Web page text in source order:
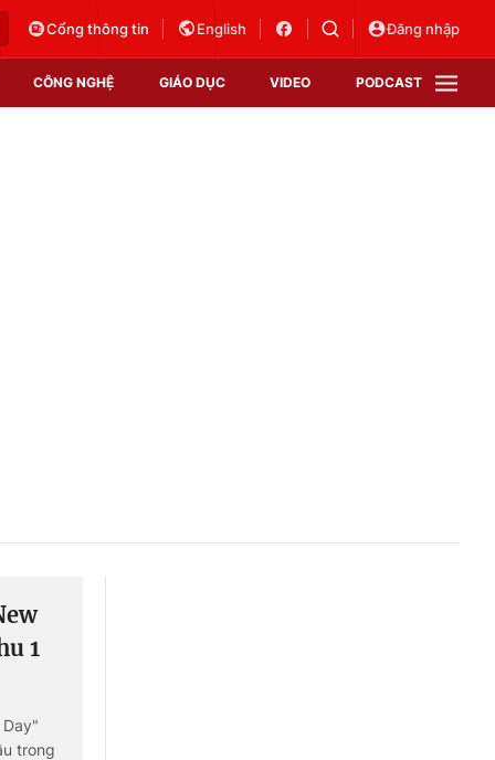
Cổng thông tin English Đăng nhập
CÔNG NGHỆ GIÁO DỤC VIDEO PODCAST
tương lai
Liên hệ toà soạn
1
trong